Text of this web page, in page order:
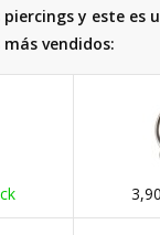
y este es
vendidos: